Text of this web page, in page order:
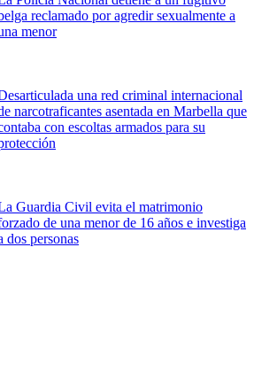
reclamado por agredir sexualmente a
menor
una red criminal internacional
narcotraficantes asentada en Marbella que
con escoltas armados para su
Guardia Civil evita el matrimonio
de una menor de 16 años e investiga
dos personas